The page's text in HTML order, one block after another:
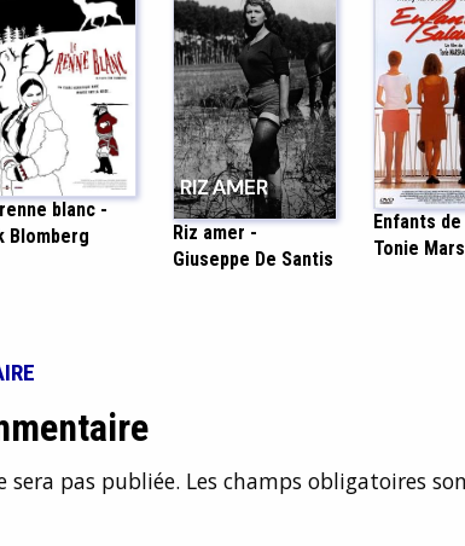
blanc -
Blomberg
Riz amer -
Giuseppe De Santis
Enfants
Tonie
sera pas publiée. Les champs obligatoires